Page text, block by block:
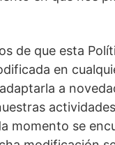
de que esta
en
a
momento se